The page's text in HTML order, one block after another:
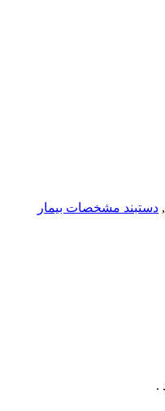
, دستبند مشخصات بیمار